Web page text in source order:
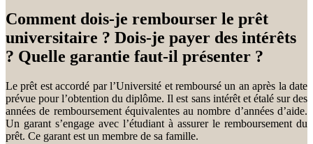
Comment dois-je rembourser le prêt
universitaire ? Dois-je payer des intérêts
? Quelle garantie faut-il présenter ?
Le prêt est accordé par l’Université et remboursé un an après la date
prévue pour l’obtention du diplôme. Il est sans intérêt et étalé sur des
années de remboursement équivalentes au nombre d’années d’aide.
Un garant s’engage avec l’étudiant à assurer le remboursement du
prêt. Ce garant est un membre de sa famille.